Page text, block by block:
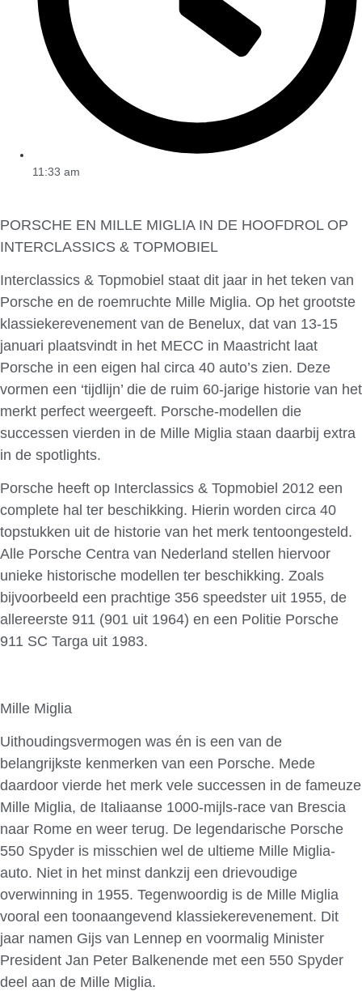
11:33 am
PORSCHE EN MILLE MIGLIA IN DE HOOFDROL OP
INTERCLASSICS & TOPMOBIEL
Interclassics & Topmobiel staat dit jaar in het teken van
Porsche en de roemruchte Mille Miglia. Op het grootste
klassiekerevenement van de Benelux, dat van 13-15
januari plaatsvindt in het MECC in Maastricht laat
Porsche in een eigen hal circa 40 auto’s zien. Deze
vormen een ‘tijdlijn’ die de ruim 60-jarige historie van het
merkt perfect weergeeft. Porsche-modellen die
successen vierden in de Mille Miglia staan daarbij extra
in de spotlights.
Porsche heeft op Interclassics & Topmobiel 2012 een
complete hal ter beschikking. Hierin worden circa 40
topstukken uit de historie van het merk tentoongesteld.
Alle Porsche Centra van Nederland stellen hiervoor
unieke historische modellen ter beschikking. Zoals
bijvoorbeeld een prachtige 356 speedster uit 1955, de
allereerste 911 (901 uit 1964) en een Politie Porsche
911 SC Targa uit 1983.
Mille Miglia
Uithoudingsvermogen was én is een van de
belangrijkste kenmerken van een Porsche. Mede
daardoor vierde het merk vele successen in de fameuze
Mille Miglia, de Italiaanse 1000-mijls-race van Brescia
naar Rome en weer terug. De legendarische Porsche
550 Spyder is misschien wel de ultieme Mille Miglia-
auto. Niet in het minst dankzij een drievoudige
overwinning in 1955. Tegenwoordig is de Mille Miglia
vooral een toonaangevend klassiekerevenement. Dit
jaar namen Gijs van Lennep en voormalig Minister
President Jan Peter Balkenende met een 550 Spyder
deel aan de Mille Miglia.